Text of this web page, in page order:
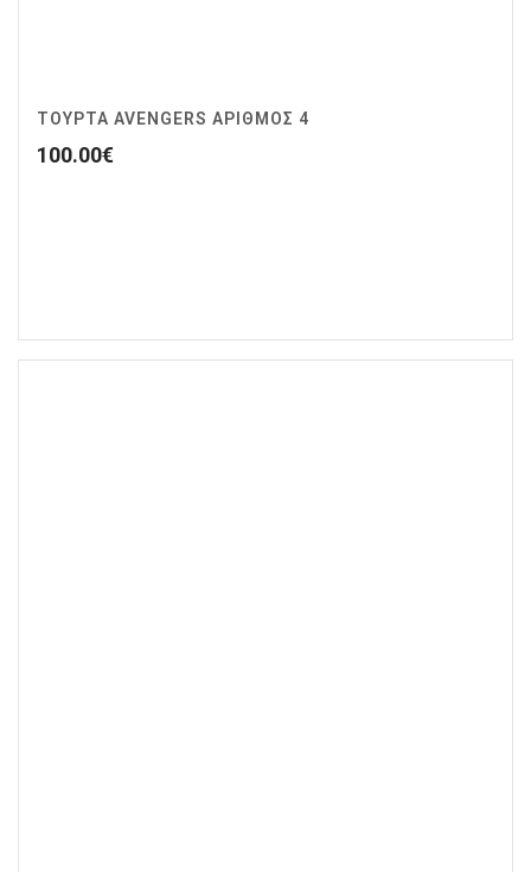
ΤΟΥΡΤΑ AVENGERS ΑΡΙΘΜΌΣ 4
100.00€